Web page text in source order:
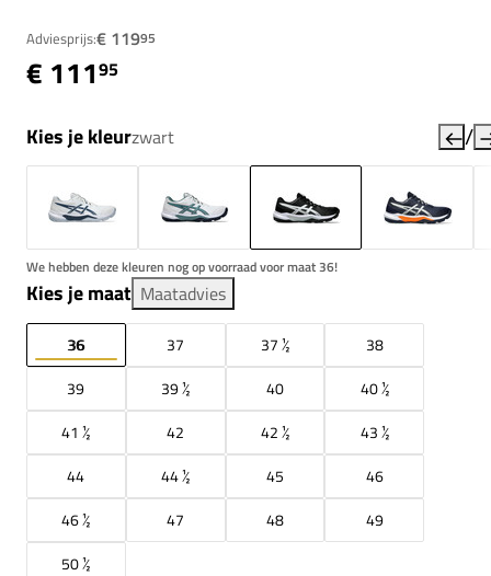
Adviesprijs:€ 11995
€ 11195
Kies je kleurzwart /
We hebben deze kleuren nog op voorraad voor maat 36!
Kies je maat Maatadvies
36 37 37 ½
38
39
39 ½ 40
40 ½
41 ½
42 42 ½
43 ½
44
44 ½ 45
46
46 ½
47 48
49
50 ½